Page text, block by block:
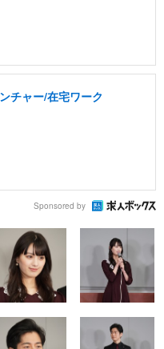
チャー/在宅ワーク
Sponsored by